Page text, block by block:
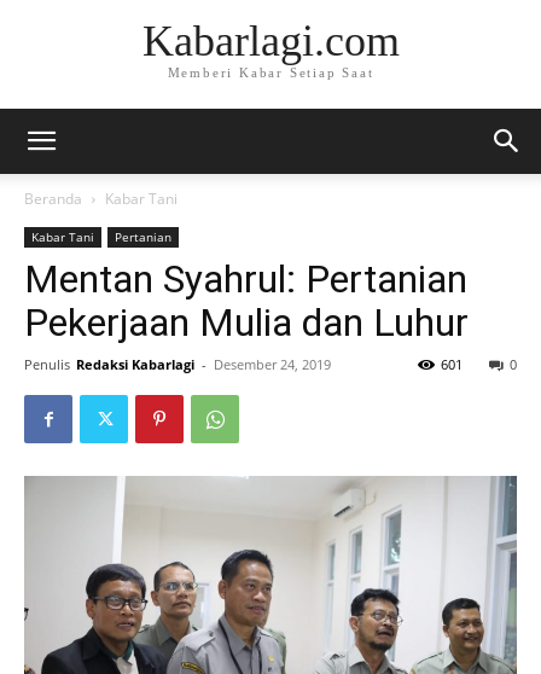
Kabarlagi.com
Memberi Kabar Setiap Saat
Beranda Kabar Tani
Kabar Tani Pertanian
Mentan Syahrul: Pertanian
Pekerjaan Mulia dan Luhur
Penulis Redaksi Kabarlagi - Desember 24, 2019 0
601